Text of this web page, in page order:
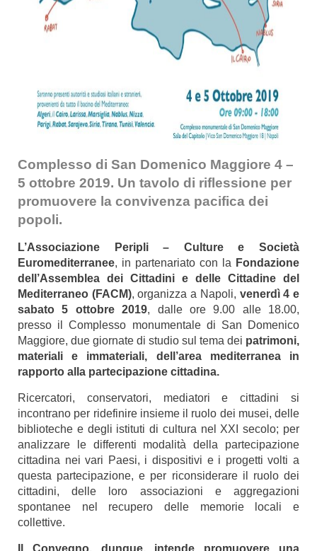
Complesso di San Domenico Maggiore 4 –
5 ottobre 2019. Un tavolo di riflessione per
promuovere la convivenza pacifica dei
popoli.
L’Associazione Peripli – Culture e Società
Euromediterranee, in partenariato con la Fondazione
dell’Assemblea dei Cittadini e delle Cittadine del
Mediterraneo (FACM), organizza a Napoli, venerdì 4 e
sabato 5 ottobre 2019, dalle ore 9.00 alle 18.00,
presso il Complesso monumentale di San Domenico
Maggiore, due giornate di studio sul tema dei patrimoni,
materiali e immateriali, dell’area mediterranea in
rapporto alla partecipazione cittadina.
Ricercatori, conservatori, mediatori e cittadini si
incontrano per ridefinire insieme il ruolo dei musei, delle
biblioteche e degli istituti di cultura nel XXI secolo; per
analizzare le differenti modalità della partecipazione
cittadina nei vari Paesi, i dispositivi e i progetti volti a
questa partecipazione, e per riconsiderare il ruolo dei
cittadini, delle loro associazioni e aggregazioni
spontanee nel recupero delle memorie locali e
collettive.
Il Convegno, dunque, intende promuovere una